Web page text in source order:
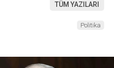
TÜM YAZILARI
Politika